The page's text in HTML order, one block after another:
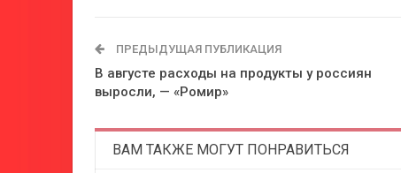
ПРЕДЫДУЩАЯ ПУБЛИКАЦИЯ
В августе расходы на продукты у россиян
выросли, — «Ромир»
ВАМ ТАКЖЕ МОГУТ ПОНРАВИТЬСЯ